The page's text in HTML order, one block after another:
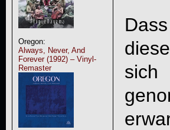
Oregon:
Always, Never, And
Forever (1992) – Vinyl-
Remaster
sich